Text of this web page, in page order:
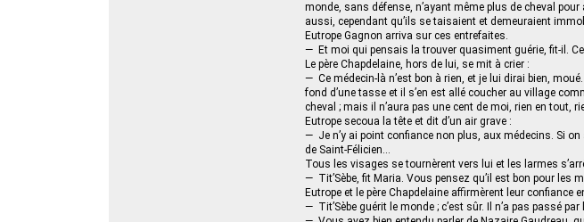
monde, sans défense, n’ayant même plus de cheval
aussi, cependant qu’ils se taisaient et demeuraient
Eutrope Gagnon arriva sur ces entrefaites.
— Et moi qui pensais la trouver quasiment guérie, fit-il.
Le père Chapdelaine, hors de lui, se mit à crier :
— Ce médecin-là n’est bon à rien, et je lui dirai bien,
fond d’une tasse et il s’en est allé coucher au village
cheval ; mais il n’aura pas une cent de moi, rien en tout,
Eutrope secoua la tête et dit d’un air grave :
— Je n’y ai point confiance non plus, aux médecins. Si
de Saint-Félicien…
Tous les visages se tournèrent vers lui et les larmes
— Tit’Sèbe, fit Maria. Vous pensez qu’il est bon pour les
Eutrope et le père Chapdelaine affirmèrent leur confiance
— Tit’Sèbe guérit le monde ; c’est sûr. Il n’a pas passé